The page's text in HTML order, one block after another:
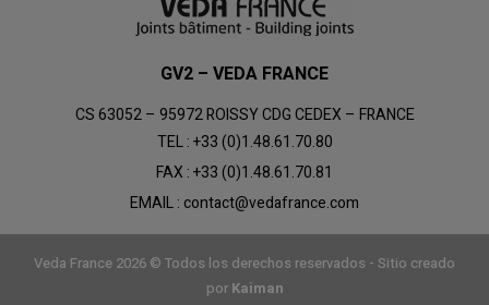
GV2 – VEDA FRANCE
CS 63052 – 95972 ROISSY CDG CEDEX – FRANCE
TEL :+33 (0)1.48.61.70.80
FAX :+33 (0)1.48.61.70.81
EMAIL :contact@vedafrance.com
Veda France 2026 © Todos los derechos reservados - Sitio creado
por Kaiman